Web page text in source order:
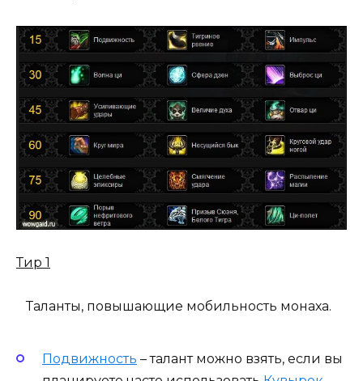
Тир 1
Таланты, повышающие мобильность монаха.
Подвижность – талант можно взять, если вы